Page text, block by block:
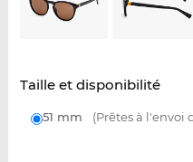
Taille et disponibilité
51 mm (Prêtes à l'envoi